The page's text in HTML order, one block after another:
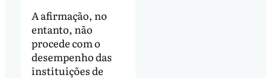
A afirmação, no
entanto, não
procede com o
desempenho das
instituições de